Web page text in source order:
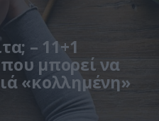
– 11+1
μπορεί να
«κολλημένη»